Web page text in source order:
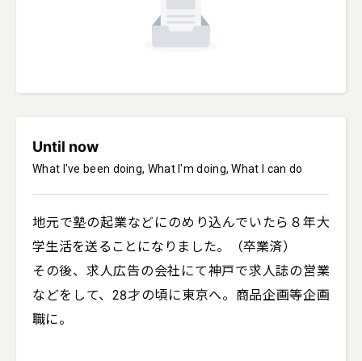
Until now
What I've been doing, What I'm doing, What I can do
地元で塾の起業などにのめり込んでいたら８年大
学生活を送ることになりました。（卒業済）
その後、求人広告の会社にて神戸で求人誌の営業
などをして、28才の頃に東京へ。商品企画等企画
職に。